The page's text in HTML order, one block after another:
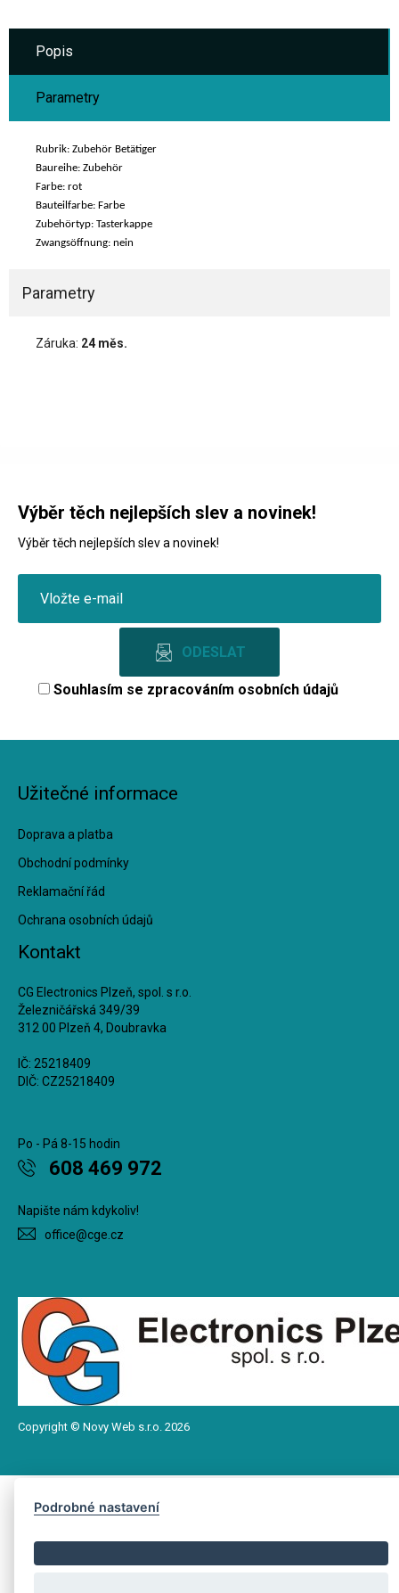
Popis
Parametry
Rubrik: Zubehör Betätiger
Baureihe: Zubehör
Farbe: rot
Bauteilfarbe: Farbe
Zubehörtyp: Tasterkappe
Zwangsöffnung: nein
Parametry
Záruka: 24 měs.
Výběr těch nejlepších slev a novinek!
Výběr těch nejlepších slev a novinek!
Souhlasím se zpracováním osobních údajů
Užitečné informace
Doprava a platba
Obchodní podmínky
Reklamační řád
Ochrana osobních údajů
Kontakt
CG Electronics Plzeň, spol. s r.o.
Železničářská 349/39
312 00 Plzeň 4, Doubravka
IČ: 25218409
DIČ: CZ25218409
Po - Pá 8-15 hodin
608 469 972
Napište nám kdykoliv!
office@cge.cz
Copyright © Novy Web s.r.o. 2026
Podrobné nastavení